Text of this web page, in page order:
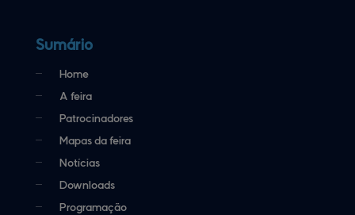
Sumário
Home
A feira
Patrocinadores
Mapas da feira
Notícias
Downloads
Programação